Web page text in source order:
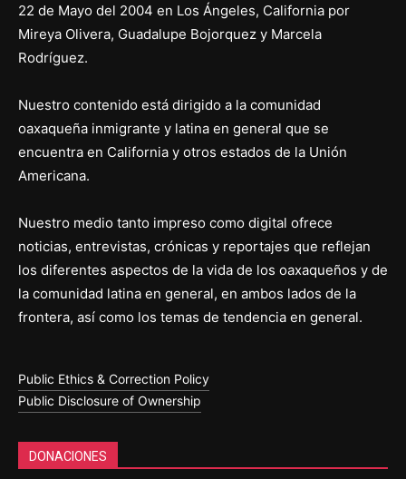
22 de Mayo del 2004 en Los Ángeles, California por
Mireya Olivera, Guadalupe Bojorquez y Marcela
Rodríguez.
Nuestro contenido está dirigido a la comunidad
oaxaqueña inmigrante y latina en general que se
encuentra en California y otros estados de la Unión
Americana.
Nuestro medio tanto impreso como digital ofrece
noticias, entrevistas, crónicas y reportajes que reflejan
los diferentes aspectos de la vida de los oaxaqueños y de
la comunidad latina en general, en ambos lados de la
frontera, así como los temas de tendencia en general.
Public Ethics & Correction Policy
Public Disclosure of Ownership
DONACIONES